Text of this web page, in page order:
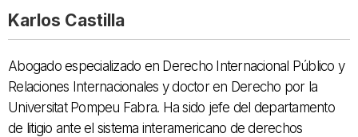
Karlos Castilla
Abogado especializado en Derecho Internacional Público y
Relaciones Internacionales y doctor en Derecho por la
Universitat Pompeu Fabra. Ha sido jefe del departamento
de litigio ante el sistema interamericano de derechos